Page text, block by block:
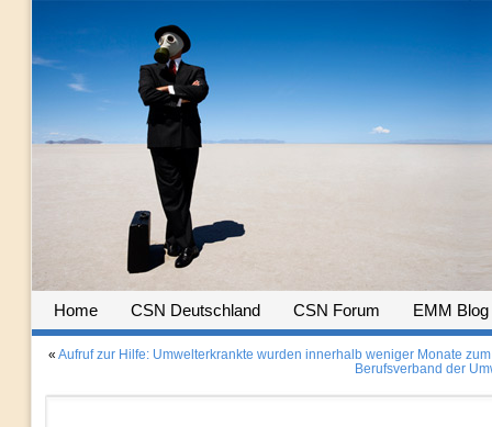
Home CSN Deutschland CSN Forum EMM Blog
« Aufruf zur Hilfe: Umwelterkrankte wurden innerhalb weniger Monate
Berufsverband der